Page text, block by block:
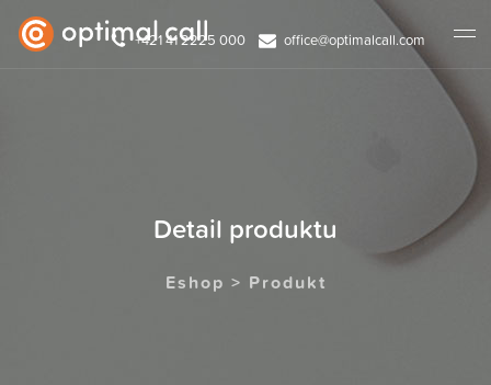
+421 41 2225 000 office@optimalcall.com
Detail produktu
Eshop > Produkt